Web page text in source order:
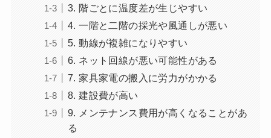
3. 階ごとに温度差が生じやすい
4. 一階と二階の採光や風通しが悪い
5. 動線が複雑になりやすい
6. ネット回線が悪い可能性がある
7. 家具家電の搬入に労力がかかる
8. 建設費が高い
9. メンテナンス費用が高くなることがあ
る